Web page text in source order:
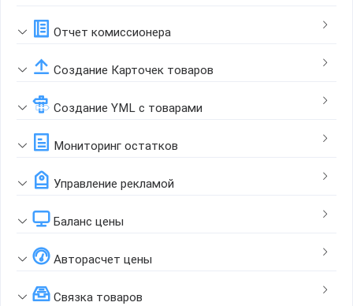
Отчет комиссионера
Создание Карточек товаров
Создание YML с товарами
Мониторинг остатков
Управление рекламой
Баланс цены
Авторасчет цены
Связка товаров